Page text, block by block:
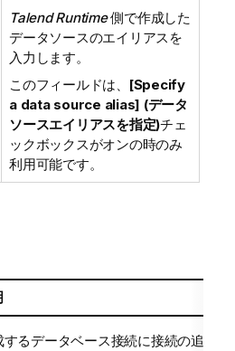
Talend Runtime側で作成した
データソースのエイリアスを
入力します。
このフィールドは、 [Specify
a data source alias] (データ
ソースエイリアスを指定)チェ
ックボックスがオンの時のみ
利用可能です。
するデータベース接続に接続の追加